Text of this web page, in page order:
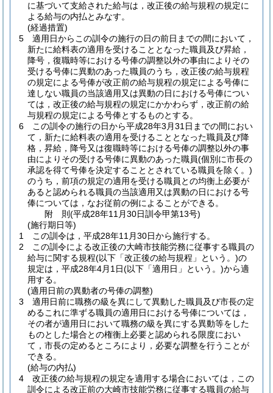
に基づいて支給された給与は，改正後の給与規程の規定に
よる給与の内払とみなす。
(経過措置)
5
適用日からこの訓令の施行の日の前日までの間において，
新たに給料表の適用を受けることとなった職員及び昇給，
降号，復職時等における号俸の調整以外の事由によりその
受ける号俸に異動のあった職員のうち，改正後の給与規程
の規定による号俸が改正前の給与規程の規定による号俸に
達しない職員の当該適用又は異動の日における号俸につい
ては，改正後の給与規程の規定にかかわらず，改正前の給
与規程の規定による号俸とするものとする。
6
この訓令の施行の日から平成28年3月31日までの間におい
て，新たに給料表の適用を受けることとなった職員及び降
格，昇給，降号又は復職時等における号俸の調整以外の事
由によりその受ける号俸に異動のあった職員(個別に市長の
承認を得て号俸を決定することとされている職員を除く。)
のうち，前項の規定の適用を受ける職員との均衡上必要が
あると認められる職員の当該適用又は異動の日における号
俸については，なお従前の例によることができる。
附 則(平成28年11月30日訓令甲第13号)
(施行期日等)
1
この訓令は，平成28年11月30日から施行する。
2
この訓令による改正後の大崎市技能労務に従事する職員の
給与に関する規程(以下「改正後の給与規程」という。)の
規定は，平成28年4月1日(以下「適用日」という。)から適
用する。
(適用日前の異動者の号俸の調整)
3
適用日前に職務の級を異にして異動した職員及び市長の定
めるこれに準ずる職員の適用日における号俸については，
その者が適用日において職務の級を異にする異動等をした
ものとした場合との権衡上必要と認められる限度におい
て，市長の定めるところにより，必要な調整を行うことが
できる。
(給与の内払)
4
改正後の給与規程の規定を適用する場合においては，この
訓令による改正前の大崎市技能労務に従事する職員の給与